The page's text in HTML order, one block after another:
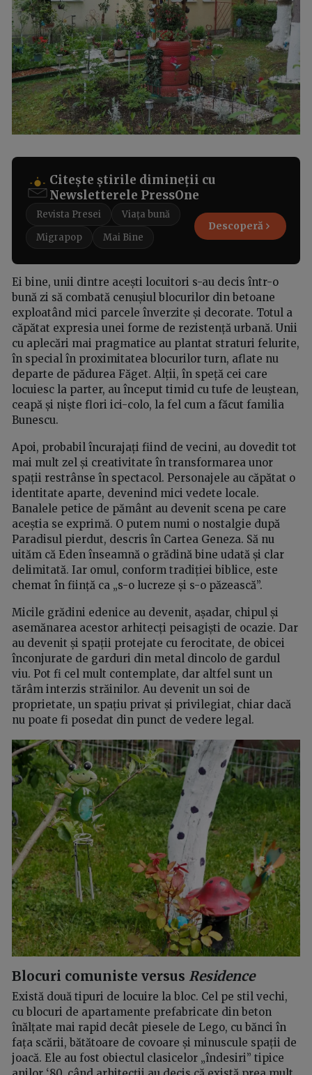
Citește știrile dimineții cu
Newsletterele PressOne
Revista Presei
Viața bună
Migrapop
Mai Bine
Descoperă
Ei bine, unii dintre acești locuitori s-au decis într-o
bună zi să combată cenușiul blocurilor din betoane
exploatând mici parcele înverzite și decorate. Totul a
căpătat expresia unei forme de rezistență urbană. Unii
cu aplecări mai pragmatice au plantat straturi felurite,
în special în proximitatea blocurilor turn, aflate nu
departe de pădurea Făget. Alții, în speță cei care
locuiesc la parter, au început timid cu tufe de leuștean,
ceapă și niște flori ici-colo, la fel cum a făcut familia
Bunescu.
Apoi, probabil încurajați fiind de vecini, au dovedit tot
mai mult zel și creativitate în transformarea unor
spații restrânse în spectacol. Personajele au căpătat o
identitate aparte, devenind mici vedete locale.
Banalele petice de pământ au devenit scena pe care
aceștia se exprimă. O putem numi o nostalgie după
Paradisul pierdut, descris în Cartea Geneza. Să nu
uităm că Eden înseamnă o grădină bine udată și clar
delimitată. Iar omul, conform tradiției biblice, este
chemat în ființă ca „s-o lucreze și s-o păzească”.
Micile grădini edenice au devenit, așadar, chipul și
asemănarea acestor arhitecți peisagiști de ocazie. Dar
au devenit și spații protejate cu ferocitate, de obicei
înconjurate de garduri din metal dincolo de gardul
viu. Pot fi cel mult contemplate, dar altfel sunt un
tărâm interzis străinilor. Au devenit un soi de
proprietate, un spațiu privat și privilegiat, chiar dacă
nu poate fi posedat din punct de vedere legal.
Blocuri comuniste versus Residence
Există două tipuri de locuire la bloc. Cel pe stil vechi,
cu blocuri de apartamente prefabricate din beton
înălțate mai rapid decât piesele de Lego, cu bănci în
fața scării, bătătoare de covoare și minuscule spații de
joacă. Ele au fost obiectul clasicelor „îndesiri” tipice